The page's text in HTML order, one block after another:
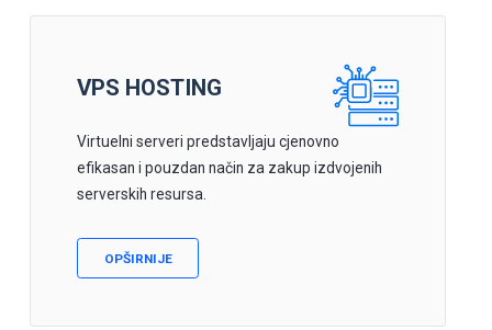
VPS HOSTING
Virtuelni serveri predstavljaju cjenovno
efikasan i pouzdan način za zakup izdvojenih
serverskih resursa.
OPŠIRNIJE